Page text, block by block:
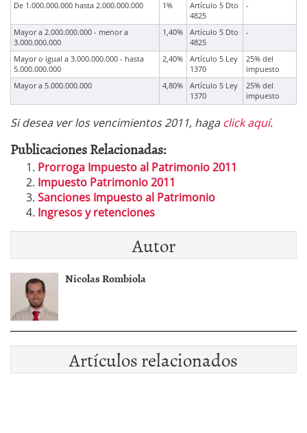
De 1.000.000.000 hasta 2.000.000.000
1%
Artículo 5 Dto
4825
-
Mayor a 2.000.000.000 - menor a
3.000.000.000
1,40%
Artículo 5 Dto
4825
-
Mayor o igual a 3.000.000.000 - hasta
5.000.000.000
2,40%
Artículo 5 Ley
1370
25% del
impuesto
Mayor a 5.000.000.000
4,80%
Artículo 5 Ley
1370
25% del
impuesto
Si desea ver los vencimientos 2011, hagaclick aquí.
Publicaciones Relacionadas:
Prorroga Impuesto al Patrimonio 2011
Impuesto Patrimonio 2011
Sanciones Impuesto al Patrimonio
Ingresos y retenciones
Autor
Nicolas Rombiola
Artículos relacionados